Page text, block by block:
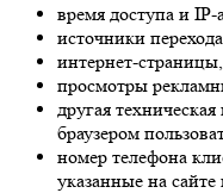
время доступа и IP-
источники
интернет-
просмотры
другая
браузером
номер телефона
указанные на сайте